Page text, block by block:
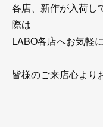
各店、新作が入荷し
際は
LABO各店へお気軽
皆様のご来店心より